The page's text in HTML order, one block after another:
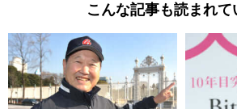
こんな記事も読まれて